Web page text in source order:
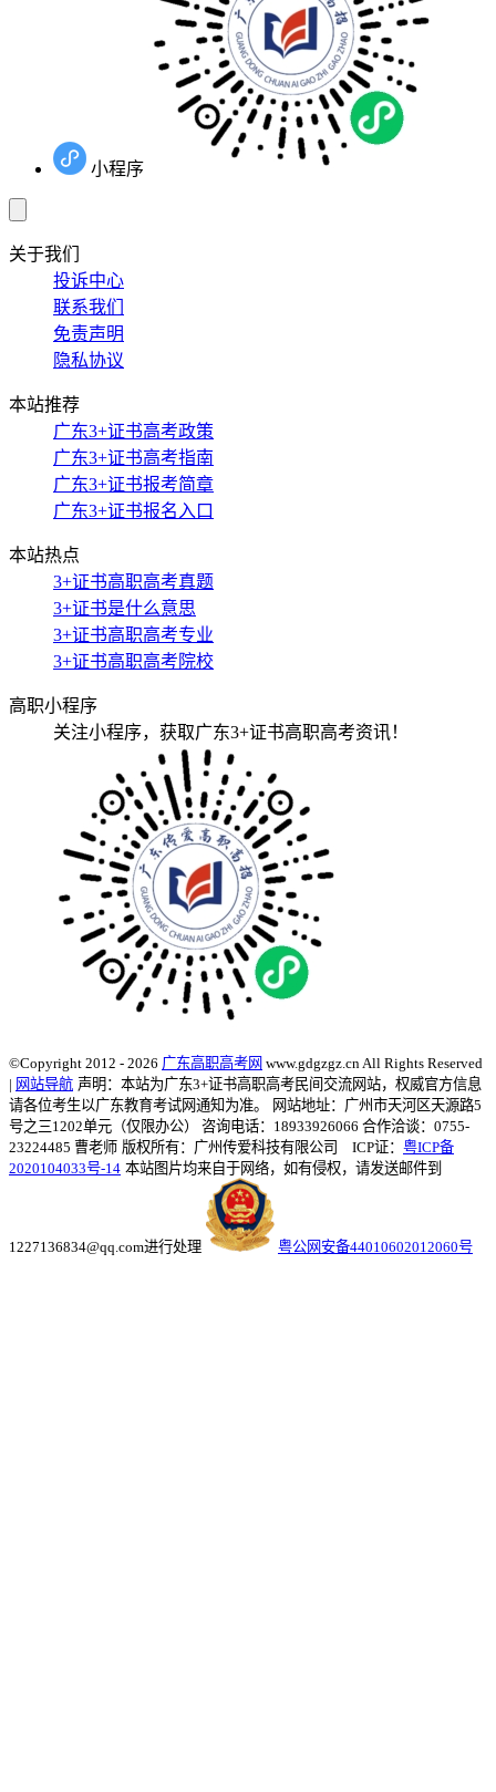
小程序
关于我们
投诉中心
联系我们
免责声明
隐私协议
本站推荐
广东3+证书高考政策
广东3+证书高考指南
广东3+证书报考简章
广东3+证书报名入口
本站热点
3+证书高职高考真题
3+证书是什么意思
3+证书高职高考专业
3+证书高职高考院校
高职小程序
关注小程序，获取广东3+证书高职高考资讯！
©Copyright 2012 - 2026 广东高职高考网 www.gdgzgz.cn All Rights Reserved
| 网站导航 声明：本站为广东3+证书高职高考民间交流网站，权威官方信息
请各位考生以广东教育考试网通知为准。
网站地址：广州市天河区天源路5
号之三1202单元（仅限办公） 咨询电话：18933926066 合作洽谈：0755-
23224485 曹老师 版权所有：广州传爱科技有限公司 ICP证： 粤ICP备
2020104033号-14 本站图片均来自于网络，如有侵权，请发送邮件到
1227136834@qq.com进行处理 粤公网安备44010602012060号